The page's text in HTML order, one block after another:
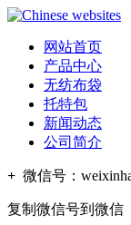
网站首页
产品中心
无纺布袋
托特包
新闻动态
公司简介
+ 微信号：
复制微信号到微信